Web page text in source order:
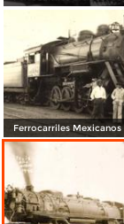
Ferrocarriles Mexicanos